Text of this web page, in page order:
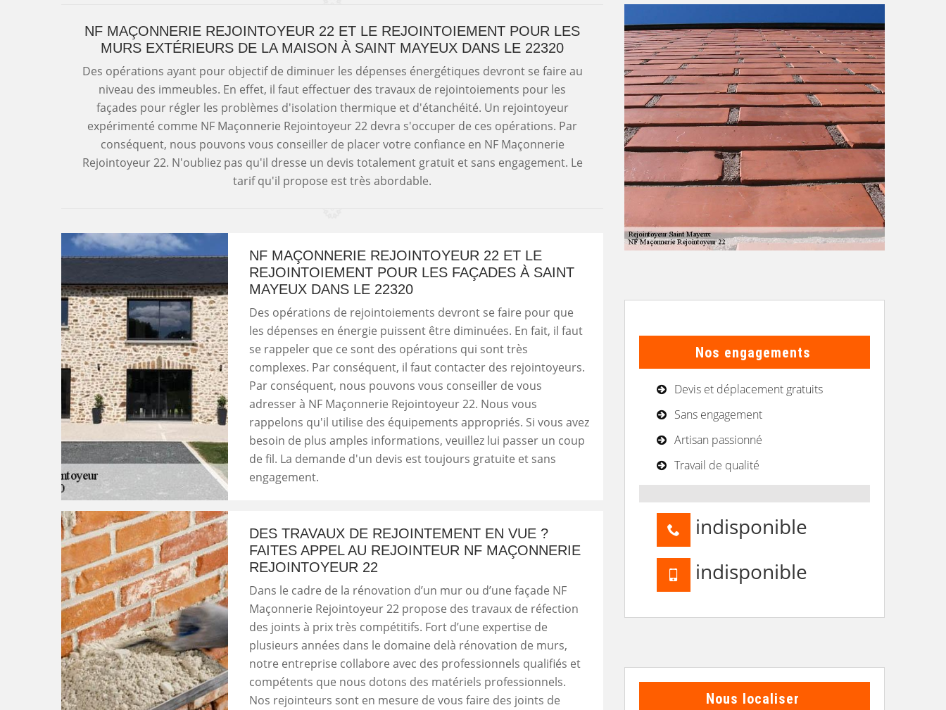
NF MAÇONNERIE REJOINTOYEUR 22 ET LE REJOINTOIEMENT POUR LES
MURS EXTÉRIEURS DE LA MAISON À SAINT MAYEUX DANS LE 22320
Des opérations ayant pour objectif de diminuer les dépenses énergétiques devront se faire au
niveau des immeubles. En effet, il faut effectuer des travaux de rejointoiements pour les
façades pour régler les problèmes d'isolation thermique et d'étanchéité. Un rejointoyeur
expérimenté comme NF Maçonnerie Rejointoyeur 22 devra s'occuper de ces opérations. Par
conséquent, nous pouvons vous conseiller de placer votre confiance en NF Maçonnerie
Rejointoyeur 22. N'oubliez pas qu'il dresse un devis totalement gratuit et sans engagement. Le
tarif qu'il propose est très abordable.
NF MAÇONNERIE REJOINTOYEUR 22 ET LE
REJOINTOIEMENT POUR LES FAÇADES À SAINT
MAYEUX DANS LE 22320
Des opérations de rejointoiements devront se faire pour que
les dépenses en énergie puissent être diminuées. En fait, il faut
se rappeler que ce sont des opérations qui sont très
complexes. Par conséquent, il faut contacter des rejointoyeurs.
Par conséquent, nous pouvons vous conseiller de vous
adresser à NF Maçonnerie Rejointoyeur 22. Nous vous
rappelons qu'il utilise des équipements appropriés. Si vous avez
besoin de plus amples informations, veuillez lui passer un coup
de fil. La demande d'un devis est toujours gratuite et sans
engagement.
DES TRAVAUX DE REJOINTEMENT EN VUE ?
FAITES APPEL AU REJOINTEUR NF MAÇONNERIE
REJOINTOYEUR 22
Dans le cadre de la rénovation d’un mur ou d’une façade NF
Maçonnerie Rejointoyeur 22 propose des travaux de réfection
des joints à prix très compétitifs. Fort d’une expertise de
plusieurs années dans le domaine delà rénovation de murs,
notre entreprise collabore avec des professionnels qualifiés et
compétents que nous dotons des matériels professionnels.
Nos rejointeurs sont en mesure de vous faire des joints de
Nos engagements
Devis et déplacement gratuits
Sans engagement
Artisan passionné
Travail de qualité
indisponible
indisponible
Nous localiser